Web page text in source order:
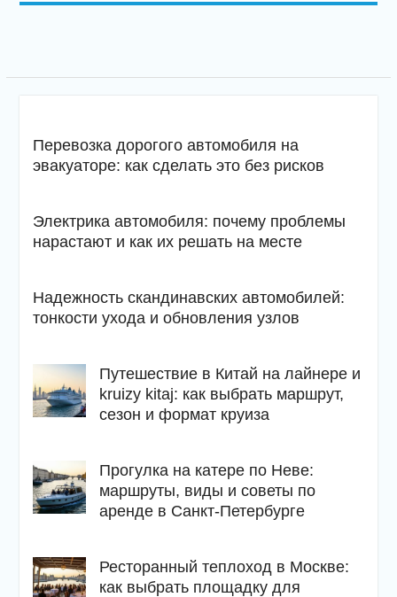
Перевозка дорогого автомобиля на
эвакуаторе: как сделать это без рисков
Электрика автомобиля: почему проблемы
нарастают и как их решать на месте
Надежность скандинавских автомобилей:
тонкости ухода и обновления узлов
Путешествие в Китай на лайнере и
kruizy kitaj: как выбрать маршрут,
сезон и формат круиза
Прогулка на катере по Неве:
маршруты, виды и советы по
аренде в Санкт-Петербурге
Ресторанный теплоход в Москве:
как выбрать площадку для